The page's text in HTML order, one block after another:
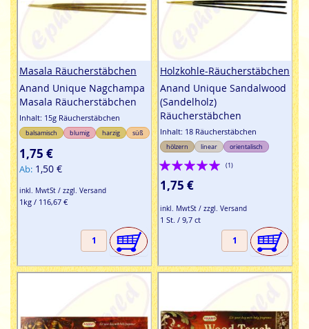
Masala Räucherstäbchen
Anand Unique Nagchampa
Masala Räucherstäbchen
Inhalt: 15g Räucherstäbchen
balsamisch blumig harzig süß
1,75 €
Ab 1,50 €
inkl. MwtSt / zzgl. Versand
1kg / 116,67 €
Holzkohle-Räucherstäbchen
Anand Unique Sandalwood
(Sandelholz)
Räucherstäbchen
Inhalt: 18 Räucherstäbchen
hölzern linear orientalisch
Bewertung:
100%
(1)
1,75 €
inkl. MwtSt / zzgl. Versand
1 St. / 9,7 ct